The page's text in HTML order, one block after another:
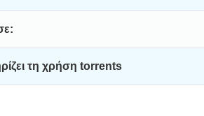
τη χρήση torrents